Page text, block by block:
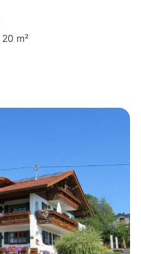
20 m²